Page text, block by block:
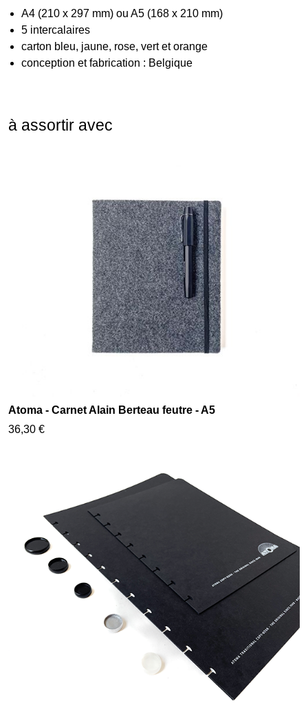
A4 (210 x 297 mm) ou A5 (168 x 210 mm)
5 intercalaires
carton bleu, jaune, rose, vert et orange
conception et fabrication : Belgique
à assortir avec
Atoma - Carnet Alain Berteau feutre - A5
36,30 €